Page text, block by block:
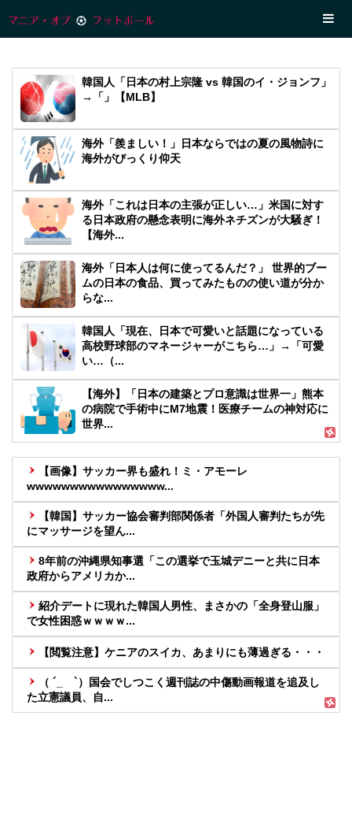
韓国人「日本の村上宗隆 vs 韓国のイ・ジョンフ」
→「」【MLB】
海外「羨ましい！」日本ならではの夏の風物詩に
海外がびっくり仰天
海外「これは日本の主張が正しい…」米国に対す
る日本政府の懸念表明に海外ネチズンが大騒ぎ！
【海外...
海外「日本人は何に使ってるんだ？」 世界的ブー
ムの日本の食品、買ってみたものの使い道が分か
らな...
韓国人「現在、日本で可愛いと話題になっている
高校野球部のマネージャーがこちら…」→「可愛
い…（...
【海外】「日本の建築とプロ意識は世界一」熊本
の病院で手術中にM7地震！医療チームの神対応に
世界...
【画像】サッカー界も盛れ！ミ・アモーレ
wwwwwwwwwwwwwwww...
【韓国】サッカー協会審判部関係者「外国人審判たちが先
にマッサージを望ん...
8年前の沖縄県知事選「この選挙で玉城デニーと共に日本
政府からアメリカか...
紹介デートに現れた韓国人男性、まさかの「全身登山服」
で女性困惑ｗｗｗｗ...
【閲覧注意】ケニアのスイカ、あまりにも薄過ぎる・・・
（ ´_ゝ`）国会でしつこく週刊誌の中傷動画報道を追及し
た立憲議員、自...